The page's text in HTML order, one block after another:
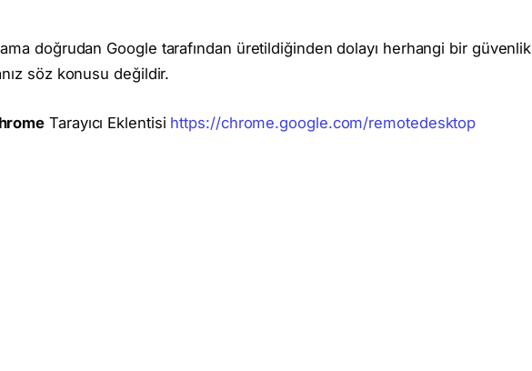
doğrudan Google tarafından üretildiğinden dolayı herhangi bir güvenlik
söz konusu değildir.
Tarayıcı Eklentisi https://chrome.google.com/remotedesktop